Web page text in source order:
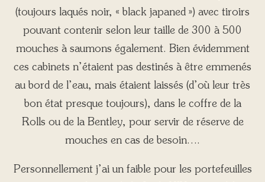
(toujours laqués noir, « black japaned ») avec tiroirs
pouvant contenir selon leur taille de 300 à 500
mouches à saumons également. Bien évidemment
ces cabinets n’étaient pas destinés à être emmenés
au bord de l’eau, mais étaient laissés (d’où leur très
bon état presque toujours), dans le coffre de la
Rolls ou de la Bentley, pour servir de réserve de
mouches en cas de besoin….
Personnellement j’ai un faible pour les portefeuilles